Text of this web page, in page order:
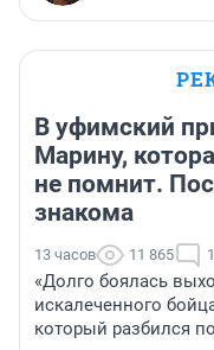
В уфимский
Марину,
не помнит.
знакома
13 часов 11 865
«Долго боялась
искалеченного
который разбился